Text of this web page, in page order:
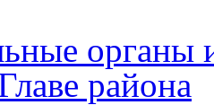
органы
района